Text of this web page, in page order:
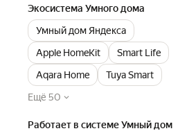
Экосистема Умного дома
Умный дом Яндекса
Apple HomeKit
Smart Life
Aqara Home
Tuya Smart
Ещё 50
Работает в системе Умный дом